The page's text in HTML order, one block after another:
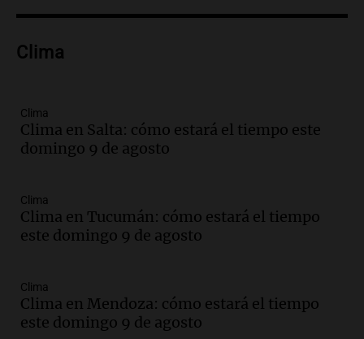
Episodios
metros del río Suquía y retiraron hasta
Audio.La historia de la servilleta que
firmó Jorge Messi para el primer
Audio.Joan Gaspart: "Sin Jorge, no sé si
Episodios
Audio.El orgullo y el sueño argentino de
Clima
Clima
Clima en Salta: cómo estará el tiempo este
domingo 9 de agosto
Clima
Clima en Tucumán: cómo estará el tiempo
este domingo 9 de agosto
Clima
Clima en Mendoza: cómo estará el tiempo
este domingo 9 de agosto